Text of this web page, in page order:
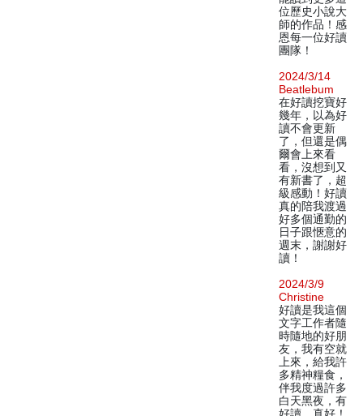
位歷史小說大
師的作品！感
恩每一位好讀
團隊！
2024/3/14
Beatlebum
在好讀挖寶好
幾年，以為好
讀不會更新
了，但還是偶
爾會上來看
看，沒想到又
有新書了，超
級感動！好讀
真的陪我渡過
好多個通勤的
日子跟愜意的
週末，謝謝好
讀！
2024/3/9
Christine
好讀是我這個
文字工作者隨
時隨地的好朋
友，我有空就
上來，給我許
多精神糧食，
伴我度過許多
白天黑夜，有